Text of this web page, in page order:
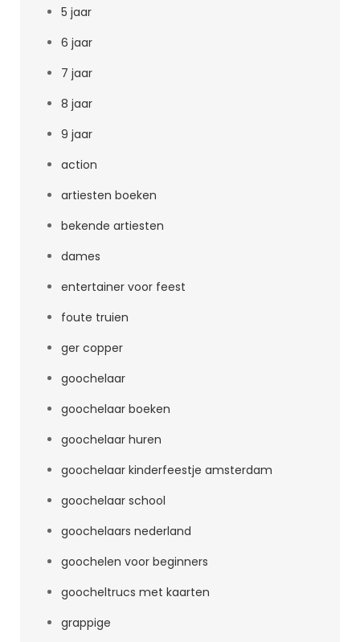
5 jaar
6 jaar
7 jaar
8 jaar
9 jaar
action
artiesten boeken
bekende artiesten
dames
entertainer voor feest
foute truien
ger copper
goochelaar
goochelaar boeken
goochelaar huren
goochelaar kinderfeestje amsterdam
goochelaar school
goochelaars nederland
goochelen voor beginners
goocheltrucs met kaarten
grappige